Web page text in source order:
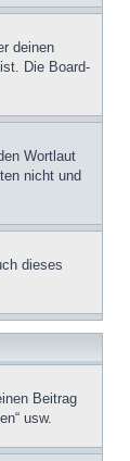
deinen
Die Board-
Wortlaut
nicht und
dieses
Beitrag
usw.